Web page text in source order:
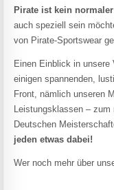
Pirate ist kein
auch speziell sein
von Pirate-Sportswear
Einen Einblick in
einigen spannenden,
Front, nämlich unseren
Leistungsklassen –
Deutschen
jeden etwas dabei!
Wer noch mehr über